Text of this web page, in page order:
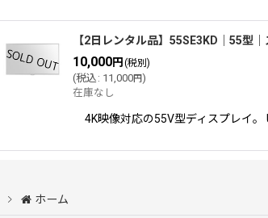
【2日レンタル品】55SE3KD｜55型
10,000円 (税別)
(税込 : 11,000円)
在庫なし
4K映像対応の55V型ディスプレイ
ホーム